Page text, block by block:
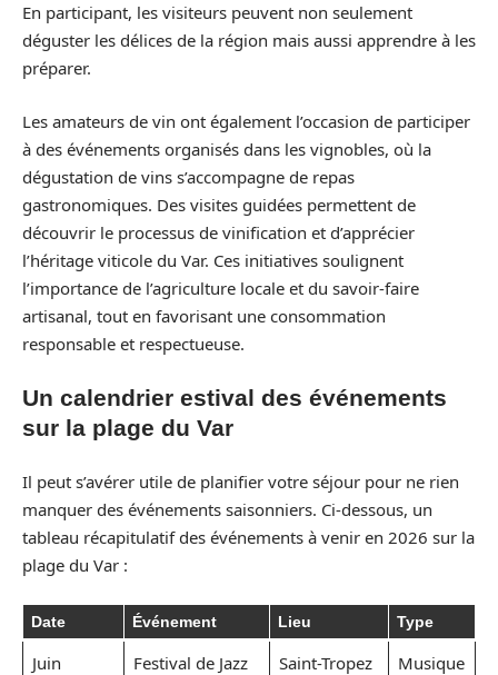
En participant, les visiteurs peuvent non seulement
déguster les délices de la région mais aussi apprendre à les
préparer.
Les amateurs de vin ont également l’occasion de participer
à des événements organisés dans les vignobles, où la
dégustation de vins s’accompagne de repas
gastronomiques. Des visites guidées permettent de
découvrir le processus de vinification et d’apprécier
l’héritage viticole du Var. Ces initiatives soulignent
l’importance de l’agriculture locale et du savoir-faire
artisanal, tout en favorisant une consommation
responsable et respectueuse.
Un calendrier estival des événements
sur la plage du Var
Il peut s’avérer utile de planifier votre séjour pour ne rien
manquer des événements saisonniers. Ci-dessous, un
tableau récapitulatif des événements à venir en 2026 sur la
plage du Var :
Date Événement Lieu Type
Juin Festival de Jazz Saint-Tropez Musique